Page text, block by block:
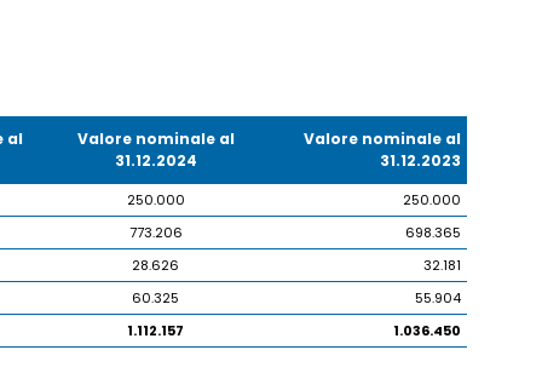
al
Valore nominale al
31.12.2024
Valore nominale al
31.12.2023
250.000
250.000
773.206
698.365
28.626
32.181
60.325
55.904
1.112.157
1.036.450